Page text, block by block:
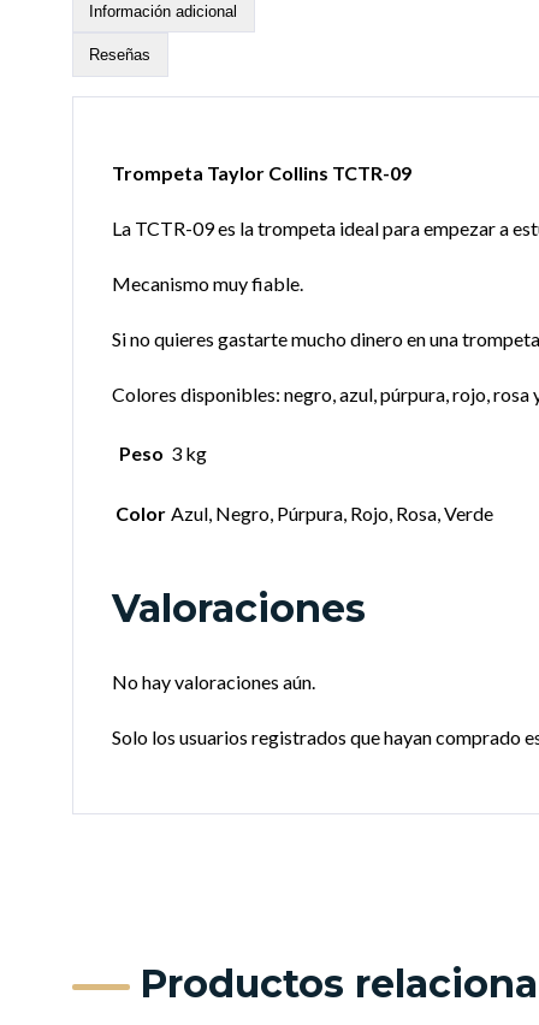
Información adicional
Reseñas
Trompeta Taylor Collins TCTR-09
La TCTR-09 es la trompeta ideal para empezar a
Mecanismo muy fiable.
Si no quieres gastarte mucho dinero en una
Colores disponibles: negro, azul, púrpura, rojo, rosa
Peso 3 kg
Color Azul, Negro, Púrpura, Rojo, Rosa, Verde
Valoraciones
No hay valoraciones aún.
Solo los usuarios registrados que hayan comprado
Productos